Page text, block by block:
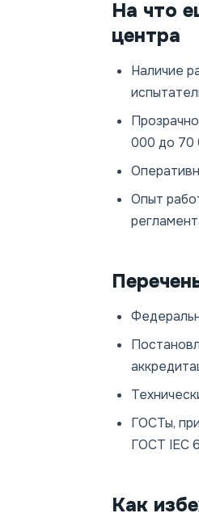
На что
центра
Наличие
000 до 70
Опыт
ГОСТы,
ГОСТ IEC
Как